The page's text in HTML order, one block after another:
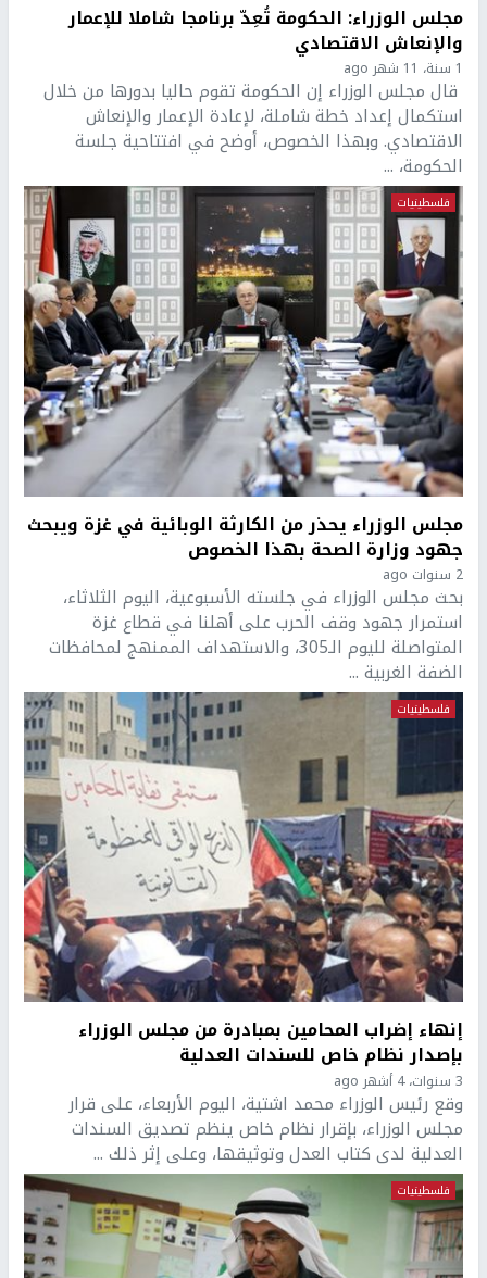
مجلس الوزراء: الحكومة تُعِدّ برنامجا شاملا للإعمار
والإنعاش الاقتصادي
1 سنة، 11 شهر ago
قال مجلس الوزراء إن الحكومة تقوم حاليا بدورها من خلال
استكمال إعداد خطة شاملة، لإعادة الإعمار والإنعاش
الاقتصادي. وبهذا الخصوص، أوضح في افتتاحية جلسة
الحكومة، ...
فلسطينيات
مجلس الوزراء يحذر من الكارثة الوبائية في غزة ويبحث
جهود وزارة الصحة بهذا الخصوص
2 سنوات ago
بحث مجلس الوزراء في جلسته الأسبوعية، اليوم الثلاثاء،
استمرار جهود وقف الحرب على أهلنا في قطاع غزة
المتواصلة لليوم الـ305، والاستهداف الممنهج لمحافظات
الضفة الغربية ...
فلسطينيات
إنهاء إضراب المحامين بمبادرة من مجلس الوزراء
بإصدار نظام خاص للسندات العدلية
3 سنوات، 4 أشهر ago
وقع رئيس الوزراء محمد اشتية، اليوم الأربعاء، على قرار
مجلس الوزراء، بإقرار نظام خاص ينظم تصديق السندات
العدلية لدى كتاب العدل وتوثيقها، وعلى إثر ذلك ...
فلسطينيات